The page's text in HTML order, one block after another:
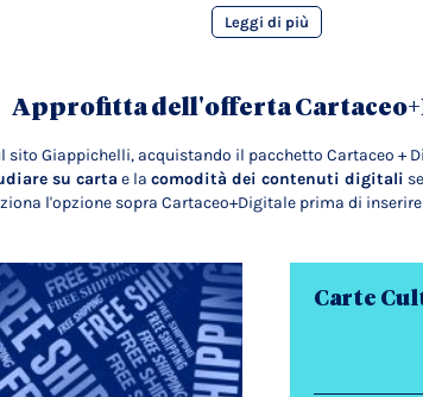
Leggi di più
Approfitta dell'offerta
sito Giappichelli, acquistando il pacchetto Cartaceo +
su carta e la comodità dei contenuti digitali
l'opzione sopra Cartaceo+Digitale prima di
Carte